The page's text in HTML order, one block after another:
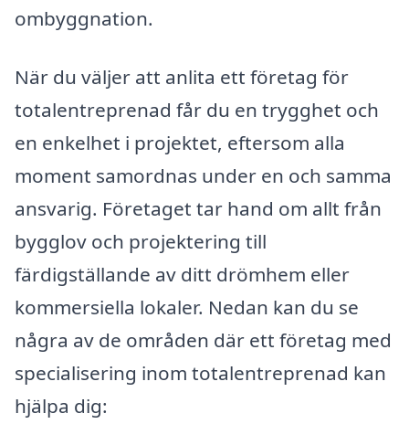
ombyggnation.
När du väljer att anlita ett företag för
totalentreprenad får du en trygghet och
en enkelhet i projektet, eftersom alla
moment samordnas under en och samma
ansvarig. Företaget tar hand om allt från
bygglov och projektering till
färdigställande av ditt drömhem eller
kommersiella lokaler. Nedan kan du se
några av de områden där ett företag med
specialisering inom totalentreprenad kan
hjälpa dig: